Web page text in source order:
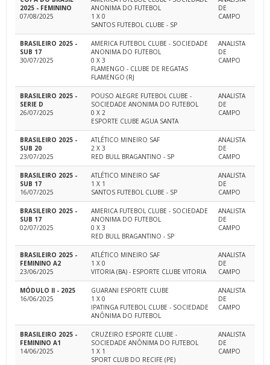
2025 - FEMININO
07/08/2025
ANONIMA DO FUTEBOL
1 X 0
SANTOS FUTEBOL CLUBE - SP
DE
CAMPO
BRASILEIRO 2025 -
SUB 17
30/07/2025
AMERICA FUTEBOL CLUBE - SOCIEDADE
ANONIMA DO FUTEBOL
0 X 3
FLAMENGO - CLUBE DE REGATAS
FLAMENGO (RJ
ANALISTA
DE
CAMPO
BRASILEIRO 2025 -
SERIE D
26/07/2025
POUSO ALEGRE FUTEBOL CLUBE -
SOCIEDADE ANONIMA DO FUTEBOL
0 X 2
ESPORTE CLUBE AGUA SANTA
ANALISTA
DE
CAMPO
BRASILEIRO 2025 -
SUB 20
23/07/2025
ATLÉTICO MINEIRO SAF
2 X 3
RED BULL BRAGANTINO - SP
ANALISTA
DE
CAMPO
BRASILEIRO 2025 -
SUB 17
16/07/2025
ATLÉTICO MINEIRO SAF
1 X 1
SANTOS FUTEBOL CLUBE - SP
ANALISTA
DE
CAMPO
BRASILEIRO 2025 -
SUB 17
02/07/2025
AMERICA FUTEBOL CLUBE - SOCIEDADE
ANONIMA DO FUTEBOL
0 X 3
RED BULL BRAGANTINO - SP
ANALISTA
DE
CAMPO
BRASILEIRO 2025 -
FEMININO A2
23/06/2025
ATLÉTICO MINEIRO SAF
1 X 0
VITORIA (BA) - ESPORTE CLUBE VITORIA
ANALISTA
DE
CAMPO
MÓDULO II - 2025
16/06/2025
GUARANI ESPORTE CLUBE
1 X 0
IPATINGA FUTEBOL CLUBE - SOCIEDADE
ANÔNIMA DO FUTEBOL
ANALISTA
DE
CAMPO
BRASILEIRO 2025 -
FEMININO A1
14/06/2025
CRUZEIRO ESPORTE CLUBE -
SOCIEDADE ANÔNIMA DO FUTEBOL
1 X 1
SPORT CLUB DO RECIFE (PE)
ANALISTA
DE
CAMPO